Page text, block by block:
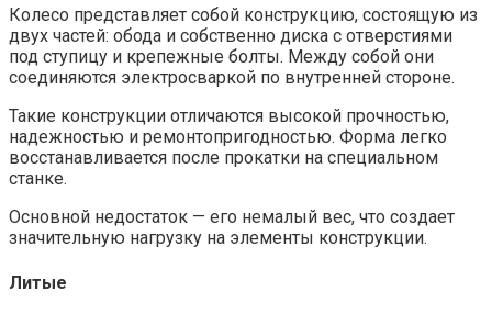
Колесо представляет собой конструкцию, состоящую из
двух частей: обода и собственно диска с отверстиями
под ступицу и крепежные болты. Между собой они
соединяются электросваркой по внутренней стороне.
Такие конструкции отличаются высокой прочностью,
надежностью и ремонтопригодностью. Форма легко
восстанавливается после прокатки на специальном
станке.
Основной недостаток — его немалый вес, что создает
значительную нагрузку на элементы конструкции.
Литые